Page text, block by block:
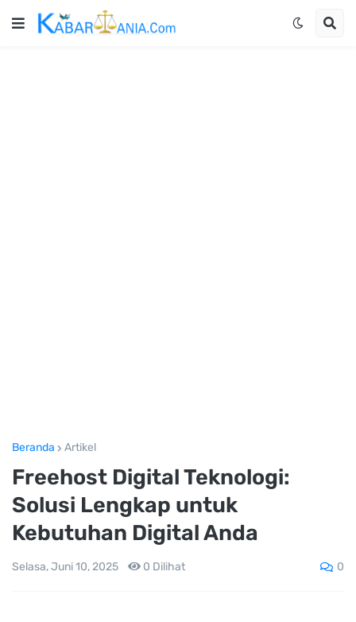
Beranda Artikel
Freehost Digital Teknologi:
Solusi Lengkap untuk
Kebutuhan Digital Anda
Selasa, Juni 10, 2025 0 Dilihat 0